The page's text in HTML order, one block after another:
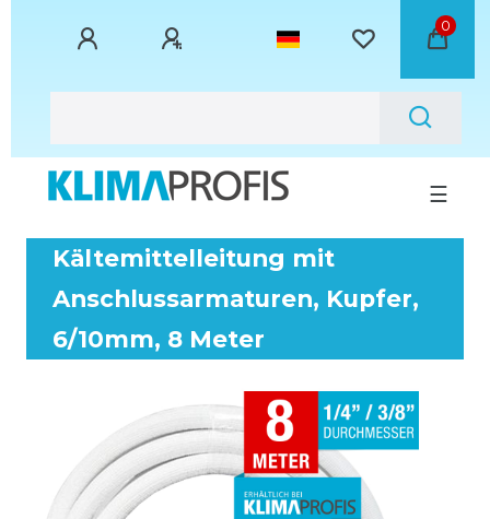
0
☰
Kältemittelleitung mit
Anschlussarmaturen, Kupfer,
6/10mm, 8 Meter